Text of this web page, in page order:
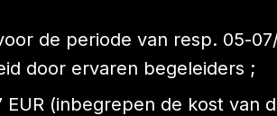
de periode van resp. 05-
door ervaren begeleiders ;
(inbegrepen de kost van